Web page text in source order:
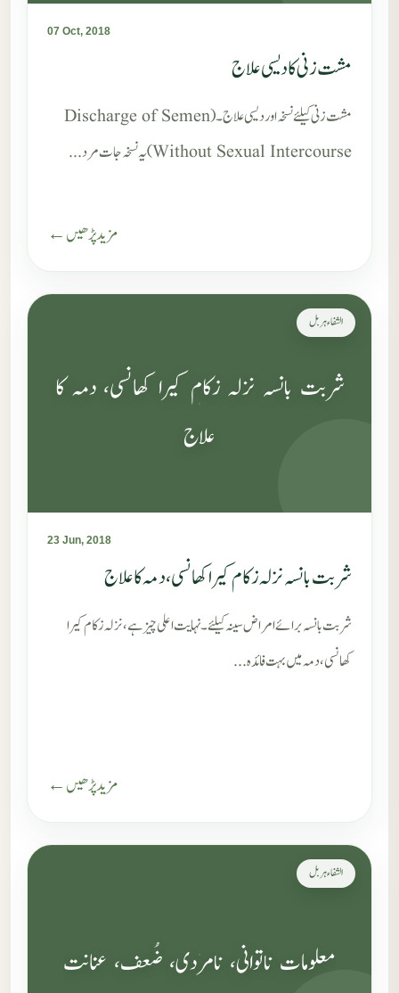
07 Oct, 2018
مشت زنی کا دیسی علاج
مشت زنی کیلئے نسخہ اور دیسی علاج۔ (Discharge of Semen
Without Sexual Intercourse) یہ نسخہ جا ت مرد...
مزید پڑھیں ←
الشفاء ہربل
شربت بانسہ نزلہ زکام کیرا کھانسی، دمہ کا
علاج
23 Jun, 2018
شربت بانسہ نزلہ زکام کیرا کھانسی، دمہ کا علاج
شربت بانسہ برائے امراض سینہ کیلئے۔ نہایت اعلی چیز ہے، نزلہ زکام کیرا
کھانسی، دمہ میں بہت فائدہ...
مزید پڑھیں ←
الشفاء ہربل
معلومات ناتوانی، نامردی، ضُعف، عنانت